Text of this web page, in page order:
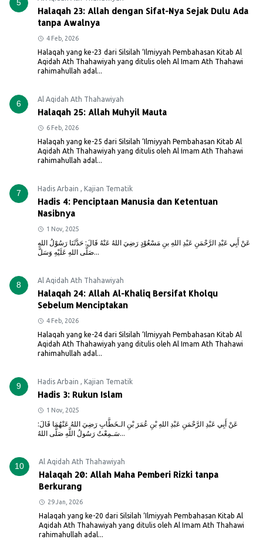
5
Halaqah 23: Allah dengan Sifat-Nya Sejak Dulu Ada
tanpa Awalnya
4 Feb, 2026
Halaqah yang ke-23 dari Silsilah ‘Ilmiyyah Pembahasan Kitab Al
Aqidah Ath Thahawiyah yang ditulis oleh Al Imam Ath Thahawi
rahimahullah adal...
6 Al Aqidah Ath Thahawiyah
Halaqah 25: Allah Muhyil Mauta
6 Feb, 2026
Halaqah yang ke-25 dari Silsilah ‘Ilmiyyah Pembahasan Kitab Al
Aqidah Ath Thahawiyah yang ditulis oleh Al Imam Ath Thahawi
rahimahullah adal...
7 Hadis Arbain , Kajian Tematik
Hadis 4: Penciptaan Manusia dan Ketentuan
Nasibnya
1 Nov, 2025
عَنْ أَبِي عَبْدِ الرَّحْمَنِ عَبْدِ اللهِ بنِ مَسْعُوْدٍ رَضِيَ اللهُ عَنْهُ قَالَ: حَدَّثَنَا رَسُوْلُ اللهِ
صَلَّى اللهِ عَلَيْهِ وَسَلَّ...
8 Al Aqidah Ath Thahawiyah
Halaqah 24: Allah Al-Khaliq Bersifat Kholqu
Sebelum Menciptakan
4 Feb, 2026
Halaqah yang ke-24 dari Silsilah ‘Ilmiyyah Pembahasan Kitab Al
Aqidah Ath Thahawiyah yang ditulis oleh Al Imam Ath Thahawi
rahimahullah adal...
9 Hadis Arbain , Kajian Tematik
Hadis 3: Rukun Islam
1 Nov, 2025
عَنْ أَبِي عَبْدِ الرَّحْمَنِ عَبْدِ اللهِ بْنِ عُمَرَ بْنِ الـخَطَّابِ رَضِيَ اللهُ عَنْهُمَا قَالَ:
سَـمِعْتُ رَسُولُ اللَّهِ صَلَّى اللهُ...
10 Al Aqidah Ath Thahawiyah
Halaqah 20: Allah Maha Pemberi Rizki tanpa
Berkurang
29 Jan, 2026
Halaqah yang ke-20 dari Silsilah ‘Ilmiyyah Pembahasan Kitab Al
Aqidah Ath Thahawiyah yang ditulis oleh Al Imam Ath Thahawi
rahimahullah adal...